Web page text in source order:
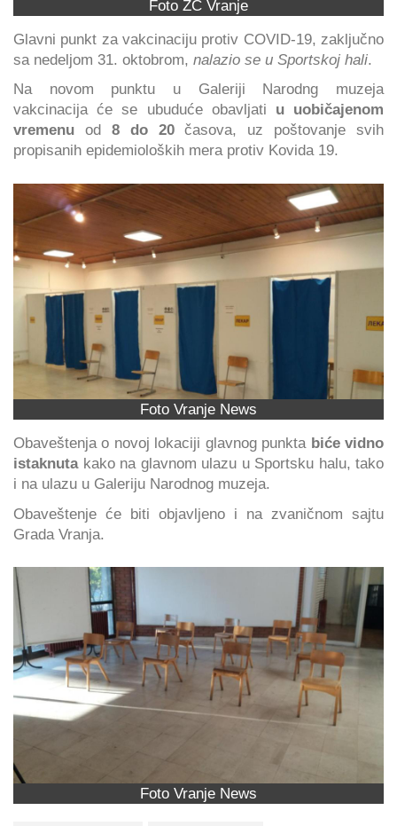
Foto ZC Vranje
Glavni punkt za vakcinaciju protiv COVID-19, zaključno
sa nedeljom 31. oktobrom, nalazio se u Sportskoj hali.
Na novom punktu u Galeriji Narodng muzeja
vakcinacija će se ubuduće obavljati u uobičajenom
vremenu od8 do 20časova, uz poštovanje svih
propisanih epidemioloških mera protiv Kovida 19.
Foto Vranje News
Obaveštenja o novoj lokaciji glavnog punkta biće vidno
istaknutakako na glavnom ulazu u Sportsku halu, tako
i na ulazu u Galeriju Narodnog muzeja.
Obaveštenje će biti objavljeno i na zvaničnom sajtu
Grada Vranja.
Foto Vranje News